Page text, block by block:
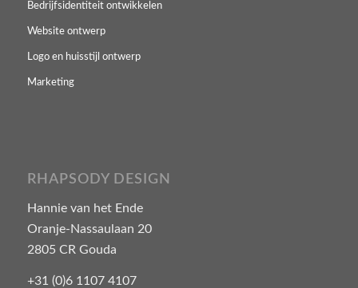
Bedrijfsidentiteit ontwikkelen
Website ontwerp
Logo en huisstijl ontwerp
Marketing
RHAPSODY DESIGN
Hannie van het Ende
Oranje-Nassaulaan 20
2805 CR Gouda
+31 (0)6 1107 4107